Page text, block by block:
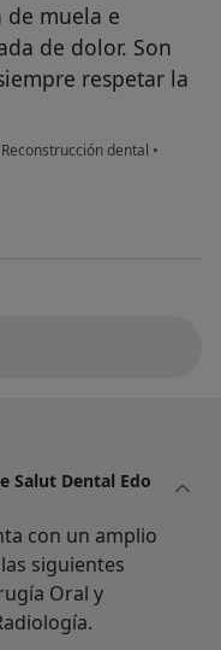
de muela e
de dolor. Son
respetar la
Reconstrucción dental •
Salut Dental Edo
con un amplio
siguientes
Oral y